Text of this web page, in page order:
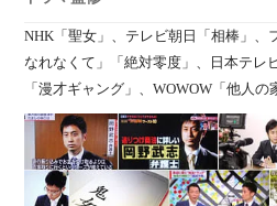
NHK「聖女」、テレビ朝日「相棒」、
なれなくて」「絶対零度」、日本テレ
「漫才ギャング」、WOWOW「他人の